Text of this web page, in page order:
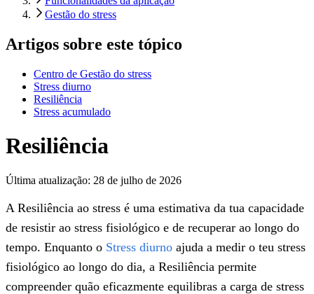
Gestão do stress
Artigos sobre este tópico
Centro de Gestão do stress
Stress diurno
Resiliência
Stress acumulado
Resiliência
Última atualização: 28 de julho de 2026
A Resiliência ao stress é uma estimativa da tua capacidade
de resistir ao stress fisiológico e de recuperar ao longo do
tempo. Enquanto o Stress diurno ajuda a medir o teu stress
fisiológico ao longo do dia, a Resiliência permite
compreender quão eficazmente equilibras a carga de stress